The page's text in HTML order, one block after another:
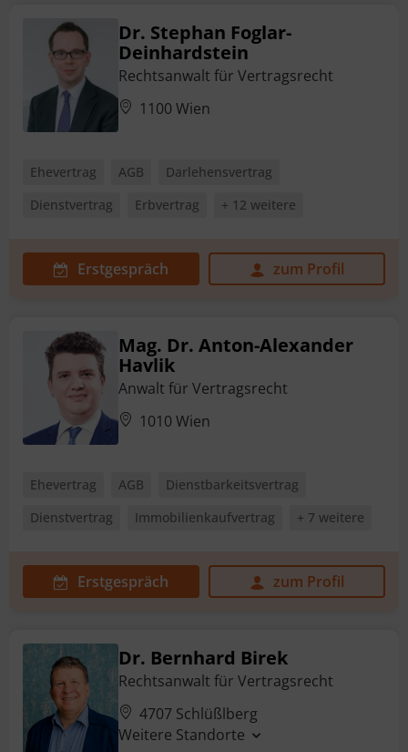
Dr. Stephan Foglar-
Deinhardstein
Rechtsanwalt für Vertragsrecht
1100 Wien
Ehevertrag AGB
Darlehensvertrag
Dienstvertrag
Erbvertrag + 12 weitere
Erstgespräch zum Profil
Mag. Dr. Anton-Alexander
Havlik
Anwalt für Vertragsrecht
1010 Wien
Ehevertrag AGB
Dienstbarkeitsvertrag
Dienstvertrag
Immobilienkaufvertrag + 7 weitere
Erstgespräch zum Profil
Dr. Bernhard Birek
Rechtsanwalt für Vertragsrecht
4707 Schlüßlberg
Weitere Standorte